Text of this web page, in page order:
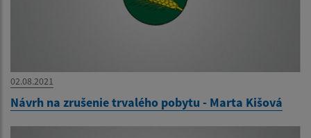
02.08.2021
Návrh na zrušenie trvalého pobytu - Marta Kišová